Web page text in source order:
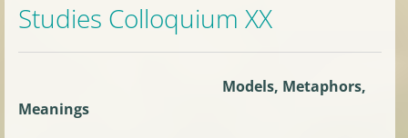
Studies Colloquium XX
Models, Metaphors,
Meanings